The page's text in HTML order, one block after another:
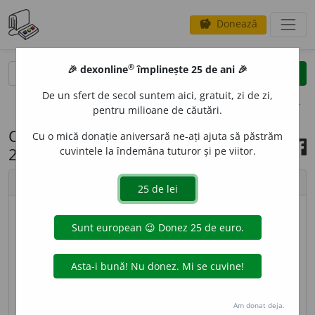
savings Donează
opțiuni
Cuvântul zilei, 27 februarie
2023
imagine ©Cristina Monea
(rar)înfo c, vb.I. (Rar)1.
înfierbânta, a încălzi ceva la foc; a da foc la ceva.
🎉 dexonline® împlinește 25 de ani 🎉
De un sfert de secol suntem aici, gratuit, zi de zi,
pentru milioane de căutări.
Cu o mică donație aniversară ne-ați ajuta să păstrăm
cuvintele la îndemâna tuturor și pe viitor.
Am donat deja.